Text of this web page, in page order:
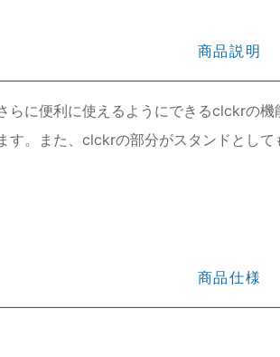
商品説明
らに便利に使えるようにできるclckrの
。また、clckrの部分がスタンドとし
商品仕様